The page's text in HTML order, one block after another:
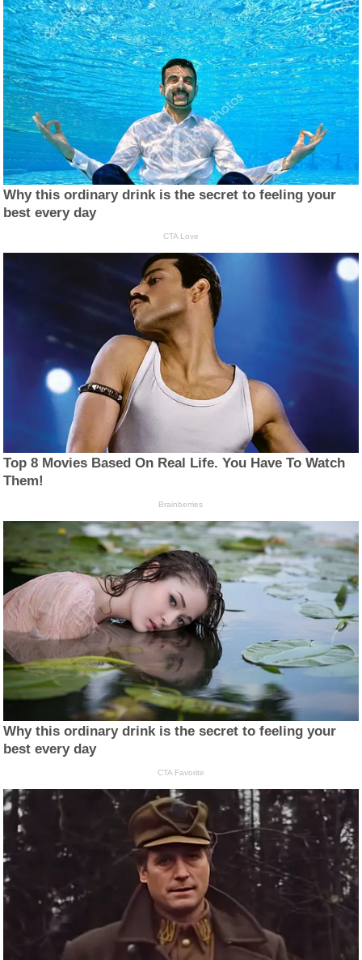
Why this ordinary drink is the secret to feeling your
best every day
CTA Love
Top 8 Movies Based On Real Life. You Have To Watch
Them!
Brainberries
Why this ordinary drink is the secret to feeling your
best every day
CTA Favorite